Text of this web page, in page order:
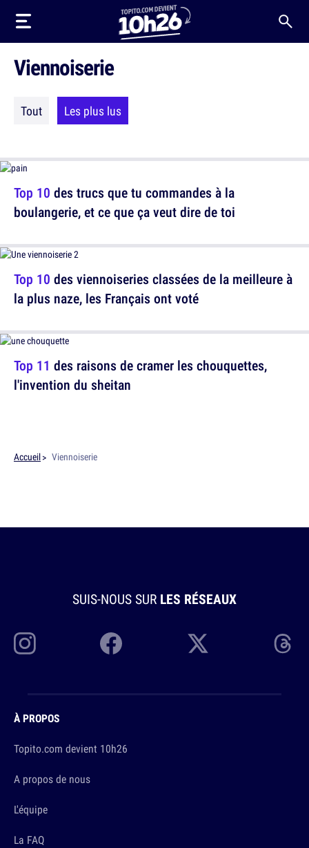
Viennoiserie
Tout Les plus lus
Top 10 des trucs que tu commandes à la
boulangerie, et ce que ça veut dire de toi
Top 10 des viennoiseries classées de la meilleure à
la plus naze, les Français ont voté
Top 11 des raisons de cramer les chouquettes,
l'invention du sheitan
Accueil Viennoiserie
SUIS-NOUS SUR LES RÉSEAUX
À PROPOS
Topito.com devient 10h26
A propos de nous
L'équipe
La FAQ